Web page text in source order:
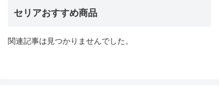
セリアおすすめ商品
関連記事は見つかりませんでした。